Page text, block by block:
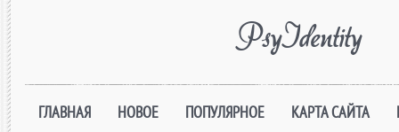
PsyIdentity
ГЛАВНАЯ НОВОЕ ПОПУЛЯРНОЕ КАРТА САЙТА